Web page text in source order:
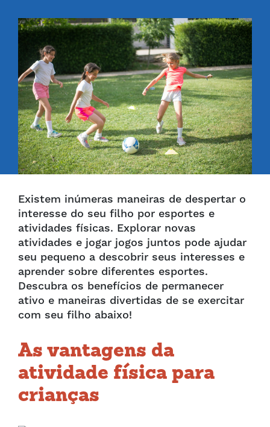
Existem inúmeras maneiras de despertar o
interesse do seu filho por esportes e
atividades físicas. Explorar novas
atividades e jogar jogos juntos pode ajudar
seu pequeno a descobrir seus interesses e
aprender sobre diferentes esportes.
Descubra os benefícios de permanecer
ativo e maneiras divertidas de se exercitar
com seu filho abaixo!
As vantagens da
atividade física para
crianças